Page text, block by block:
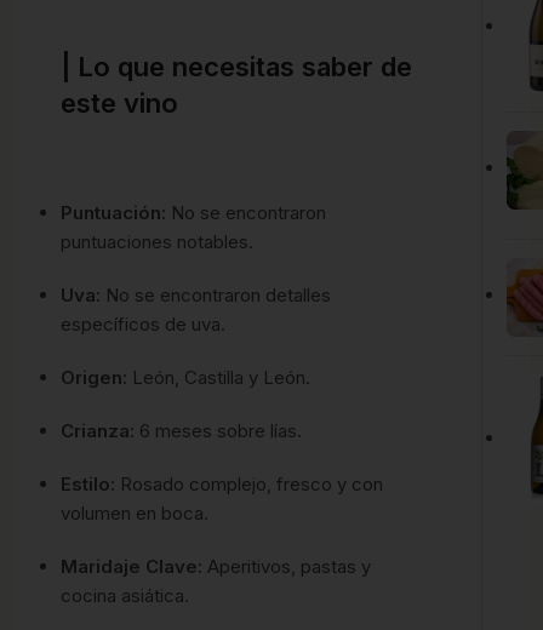
| Lo que necesitas saber de
este vino
Puntuación: No se encontraron
puntuaciones notables.
Uva: No se encontraron detalles
específicos de uva.
Origen: León, Castilla y León.
Crianza: 6 meses sobre lías.
Estilo: Rosado complejo, fresco y con
volumen en boca.
Maridaje Clave: Aperitivos, pastas y
cocina asiática.